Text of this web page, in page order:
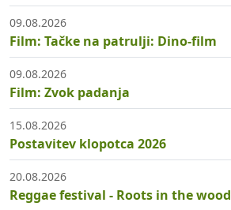
09.08.2026
Film: Tačke na patrulji: Dino-film
09.08.2026
Film: Zvok padanja
15.08.2026
Postavitev klopotca 2026
20.08.2026
Reggae festival - Roots in the